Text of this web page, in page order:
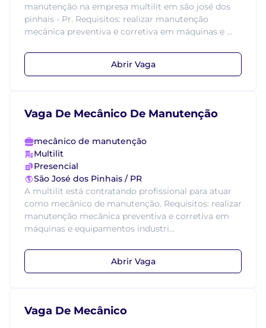
manutenção na empresa multilit em são josé dos
pinhais - Pr. Requisitos: realizar manutenção
mecânica preventiva e corretiva em máquinas e ...
Abrir Vaga
Vaga De Mecânico De Manutenção
mecânico de manutenção
Multilit
Presencial
São José dos Pinhais / PR
A multilit está contratando profissional para atuar
como mecânico de manutenção. Requisitos: realizar
manutenção mecânica preventiva e corretiva em
máquinas e equipamentos industri...
Abrir Vaga
Vaga De Mecânico